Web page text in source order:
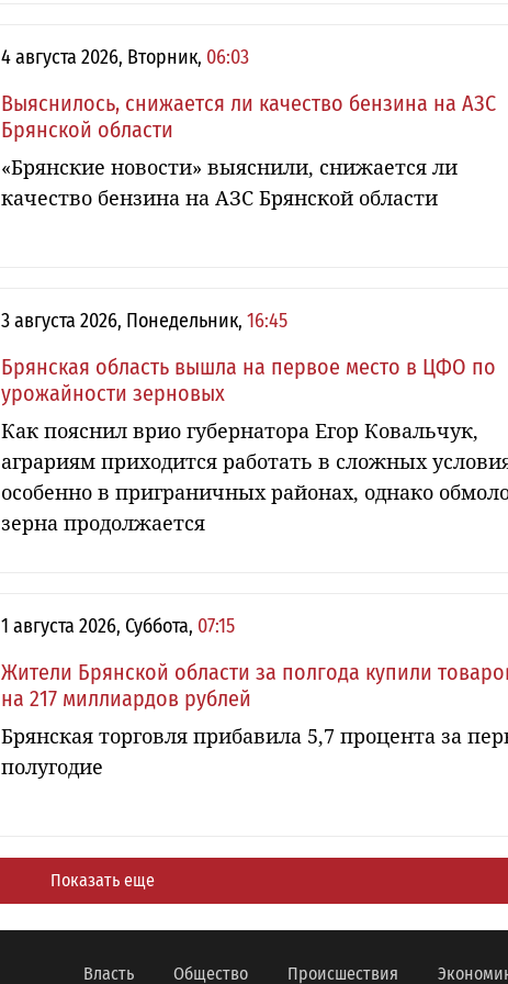
4 августа 2026, Вторник, 06:03
Выяснилось, снижается ли качество бензина на АЗС
Брянской области
«Брянские новости» выяснили, снижается ли
качество бензина на АЗС Брянской области
3 августа 2026, Понедельник, 16:45
Брянская область вышла на первое место в ЦФО по
урожайности зерновых
Как пояснил врио губернатора Егор Ковальчук,
аграриям приходится работать в сложных
особенно в приграничных районах, однако
зерна продолжается
1 августа 2026, Суббота, 07:15
Жители Брянской области за полгода купили
на 217 миллиардов рублей
Брянская торговля прибавила 5,7 процента за
полугодие
Показать еще
Власть Общество Происшествия